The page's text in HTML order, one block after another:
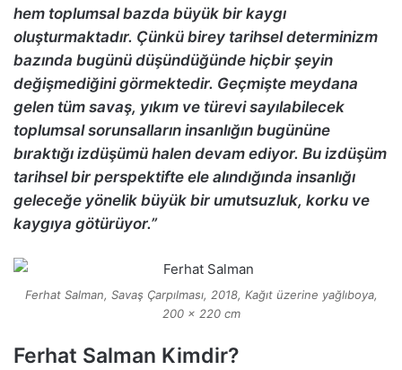
hem toplumsal bazda büyük bir kaygı
oluşturmaktadır. Çünkü birey tarihsel determinizm
bazında bugünü düşündüğünde hiçbir şeyin
değişmediğini görmektedir. Geçmişte meydana
gelen tüm savaş, yıkım ve türevi sayılabilecek
toplumsal sorunsalların insanlığın bugününe
bıraktığı izdüşümü halen devam ediyor. Bu izdüşüm
tarihsel bir perspektifte ele alındığında insanlığı
geleceğe yönelik büyük bir umutsuzluk, korku ve
kaygıya götürüyor.”
Ferhat Salman, Savaş Çarpılması, 2018, Kağıt üzerine yağlıboya,
200 x 220 cm
Ferhat Salman Kimdir?